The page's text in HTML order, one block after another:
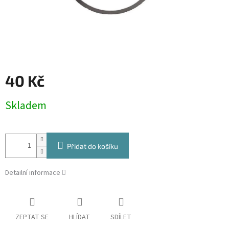
40 Kč
cena:
Skladem
Přidat do košíku
Detailní informace
ZEPTAT SE HLÍDAT SDÍLET